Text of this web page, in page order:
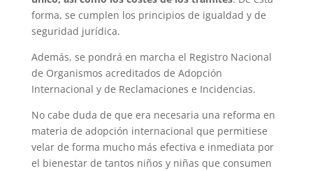
forma, se cumplen los principios de igualdad y de
seguridad jurídica.
Además, se pondrá en marcha el Registro Nacional
de Organismos acreditados de Adopción
Internacional y de Reclamaciones e Incidencias.
No cabe duda de que era necesaria una reforma en
materia de adopción internacional que permitiese
velar de forma mucho más efectiva e inmediata por
el bienestar de tantos niños y niñas que consumen